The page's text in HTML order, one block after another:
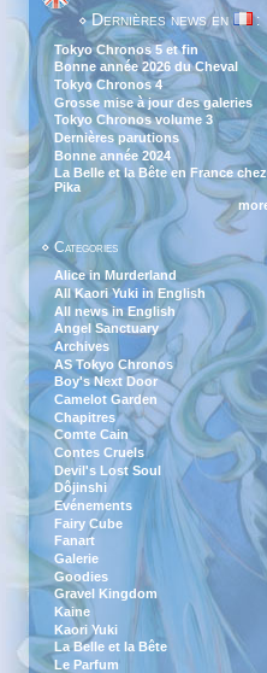
⋄Dernières news en :
Tokyo Chronos 5 et fin
Bonne année 2026 du Cheval
Tokyo Chronos 4
Grosse mise à jour des galeries
Tokyo Chronos volume 3
Dernières parutions
Bonne année 2024
La Belle et la Bête en France chez
Pika
⋄ Categories
Alice in Murderland
All Kaori Yuki in English
All news in English
Angel Sanctuary
Archives
AS Tokyo Chronos
Boy's Next Door
Camelot Garden
Chapitres
Comte Cain
Contes Cruels
Devil's Lost Soul
Dôjinshi
Evénements
Fairy Cube
Fanart
Galerie
Goodies
Gravel Kingdom
Kaine
Kaori Yuki
La Belle et la Bête
Le Parfum